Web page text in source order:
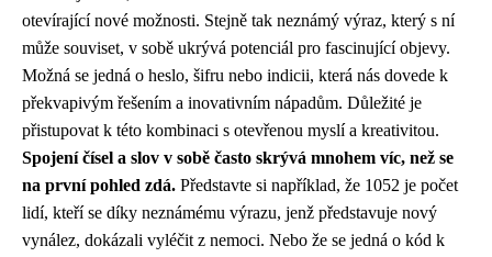
otevírající nové možnosti. Stejně tak neznámý výraz, který s ní
může souviset, v sobě ukrývá potenciál pro fascinující objevy.
Možná se jedná o heslo, šifru nebo indicii, která nás dovede k
překvapivým řešením a inovativním nápadům. Důležité je
přistupovat k této kombinaci s otevřenou myslí a kreativitou.
Spojení čísel a slov v sobě často skrývá mnohem víc, než se
na první pohled zdá. Představte si například, že 1052 je počet
lidí, kteří se díky neznámému výrazu, jenž představuje nový
vynález, dokázali vyléčit z nemoci. Nebo že se jedná o kód k